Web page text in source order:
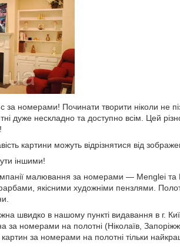
за номерами! Починати творити ніколи не
дуже нескладно та доступно всім. Цей
картини можуть відрізнятися від
іншими!
малювання за номерами — Menglei та
якісними художніми пензлями.
швидко в нашому пункті видавання в г.
за номерами на полотні (Ніколаїв,
за номерами на полотні тільки